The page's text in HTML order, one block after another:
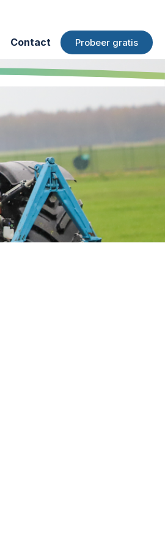
Contact Probeer gratis